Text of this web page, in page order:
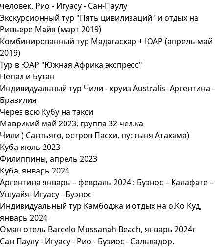
человек. Рио - Игуасу - Сан-Паулу
Экскурсионный тур "Пять цивилизаций" и отдых на
Ривьере Майя (март 2019)
Комбинированный тур Мадагаскар + ЮАР (апрель-май
2019)
Тур в ЮАР "Южная Африка экспресс"
Непал и Бутан
Индивидуальный тур Чили - круиз Australis- Аргентина -
Бразилия
Через всю Кубу на такси
Маврикий май 2023, группа 32 чел.ка
Чили ( Сантьяго, остров Пасхи, пустыня Атакама)
Куба июль 2023
Филиппины, апрель 2023
Куба, январь 2024
Аргентина январь – февраль 2024 : Буэнос – Калафате –
Ушуайя- Игуасу - Буэнос
Индивидуальный тур Камбоджа и отдых на о.Ко Куд,
январь 2024
Оман отель Barcelo Mussanah Beach, январь 2024г
Сан Паулу - Игуасу - Рио - Бузиос - Сальвадор.